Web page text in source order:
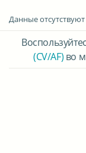
Данные отсутствуют
(CV/AF) во